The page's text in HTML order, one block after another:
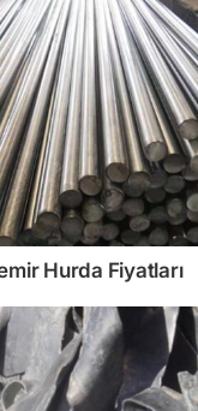
Hurda Fiyatları